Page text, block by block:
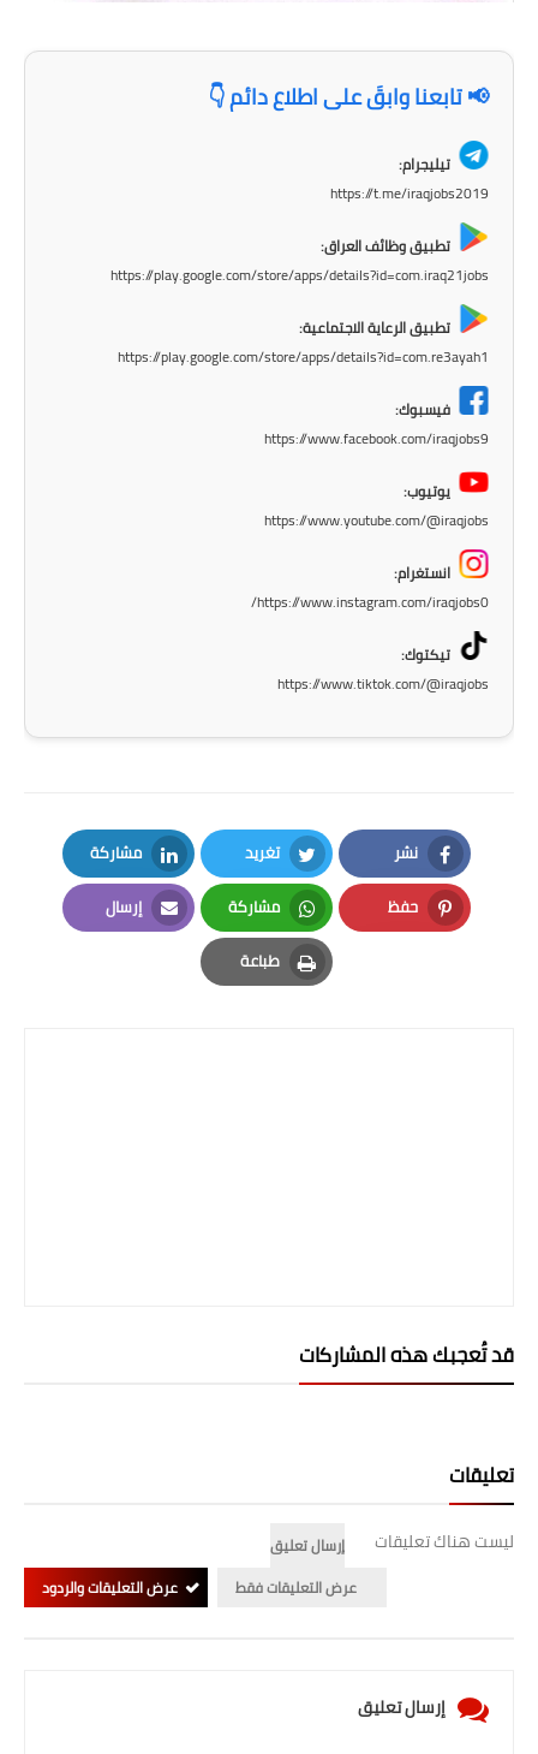
المرحلة المتوسطة
العالي
فن ومشاهير
📢 تابعنا وابقَ على اطلاع دائم 👇
تيليجرام:
https://t.me/iraqjobs2019
تطبيق وظائف العراق:
https://play.google.com/store/apps/details?id=com.iraq21jobs
تطبيق الرعاية الاجتماعية:
https://play.google.com/store/apps/details?id=com.re3ayah1
فيسبوك:
https://www.facebook.com/iraqjobs9
يوتيوب:
https://www.youtube.com/@iraqjobs
انستغرام:
https://www.instagram.com/iraqjobs0/
تيكتوك:
https://www.tiktok.com/@iraqjobs
نشر
Facebook
تغريد
Twitter
مشاركة
LinkedIn
حفظ
Pinterest
مشاركة
Whatsapp
إرسال
Email
طباعة
Print
قد تُعجبك هذه المشاركات
تعليقات
ليست هناك تعليقات
إرسال تعليق
عرض التعليقات فقط
عرض التعليقات والردود
إرسال تعليق